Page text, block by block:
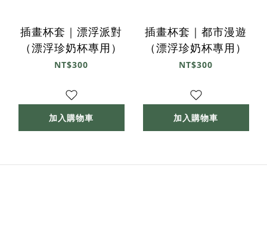
插畫杯套｜漂浮派對
（漂浮珍奶杯專用）
NT$300
加入購物車
插畫杯套｜都市漫遊
（漂浮珍奶杯專用）
NT$300
加入購物車